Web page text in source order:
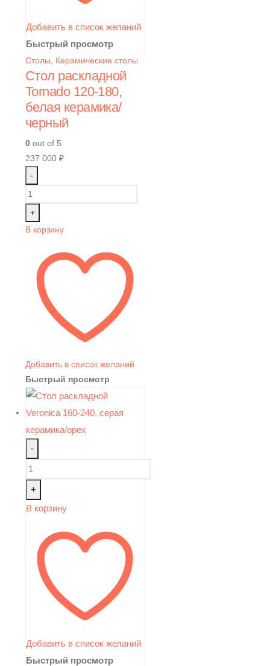
Добавить в список желаний
Быстрый просмотр
Столы Керамические столы
Стол раскладной
Tornado 120-180,
белая керамика/
черный
0 out of 5
237 000 ₽
-
+
В корзину
Добавить в список желаний
Быстрый просмотр
-
+
В корзину
Добавить в список желаний
Быстрый просмотр